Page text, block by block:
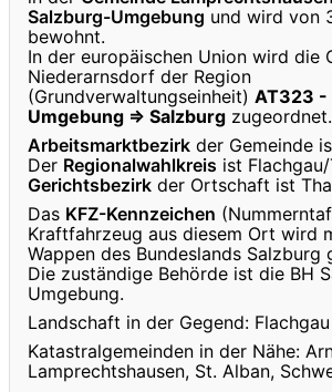
Salzburg-Umgebung und wird von
bewohnt.
In der europäischen Union wird die
Niederarnsdorf der Region
(Grundverwaltungseinheit) AT323 -
Umgebung ⇒ Salzburg zugeordnet.
Arbeitsmarktbezirk der Gemeinde
Der Regionalwahlkreis ist
Gerichtsbezirk der Ortschaft ist
Das KFZ-Kennzeichen
Kraftfahrzeug aus diesem Ort wird
Wappen des Bundeslands Salzburg
Die zuständige Behörde ist die BH
Umgebung.
Landschaft in der Gegend:
Katastralgemeinden in der Nähe:
Lamprechtshausen, St. Alban,